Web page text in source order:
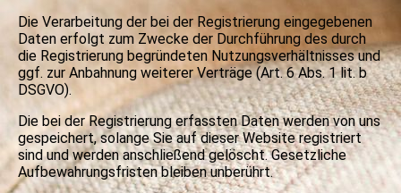
Die Verarbeitung der bei der Registrierung eingegebenen
Daten erfolgt zum Zwecke der Durchführung des durch
die Registrierung begründeten Nutzungsverhältnisses und
ggf. zur Anbahnung weiterer Verträge (Art. 6 Abs. 1 lit. b
DSGVO).
Die bei der Registrierung erfassten Daten werden von uns
gespeichert, solange Sie auf dieser Website registriert
sind und werden anschließend gelöscht. Gesetzliche
Aufbewahrungsfristen bleiben unberührt.